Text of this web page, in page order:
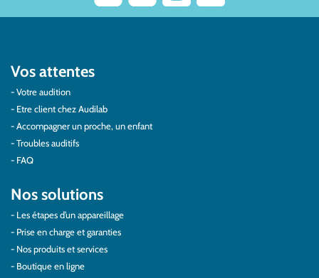
Vos attentes
Votre audition
Etre client chez Audilab
Accompagner un proche, un enfant
Troubles auditifs
FAQ
Nos solutions
Les étapes d’un appareillage
Prise en charge et garanties
Nos produits et services
Boutique en ligne